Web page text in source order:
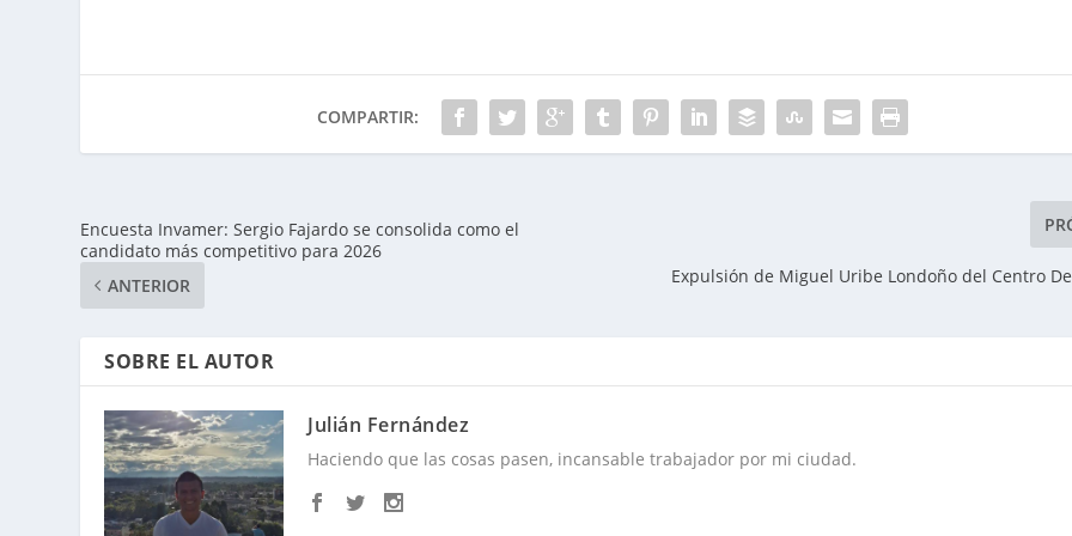
COMPARTIR:
Encuesta Invamer: Sergio Fajardo se consolida como el
candidato más competitivo para 2026
ANTERIOR
Expulsión de Miguel Uribe Londoño del Centro
SOBRE EL AUTOR
Julián Fernández
Haciendo que las cosas pasen, incansable trabajador por mi ciudad.